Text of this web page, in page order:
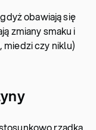
obawiają się
zmiany smaku i
czy niklu)